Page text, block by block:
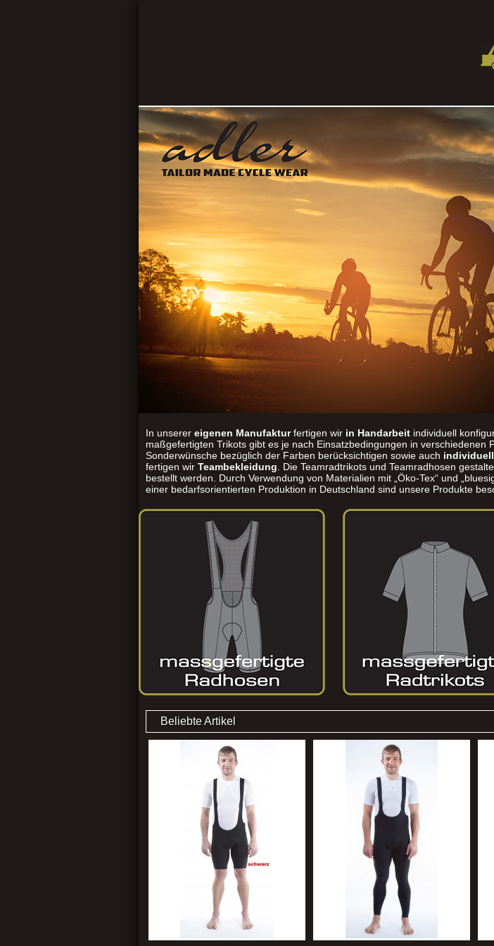
In unserer eigenen Manufakturfertigen wir in Handarbeit individuell
maßgefertigten Trikots gibt es je nach Einsatzbedingungen in
Sonderwünsche bezüglich der Farben berücksichtigen sowie auch
fertigen wir Teambekleidung . Die Teamradtrikots und Teamradhosen
bestellt werden. Durch Verwendung von Materialien mit „Öko-Tex“ und
einer bedarfsorientierten Produktion in Deutschland sind unsere Produkte
Beliebte Artikel